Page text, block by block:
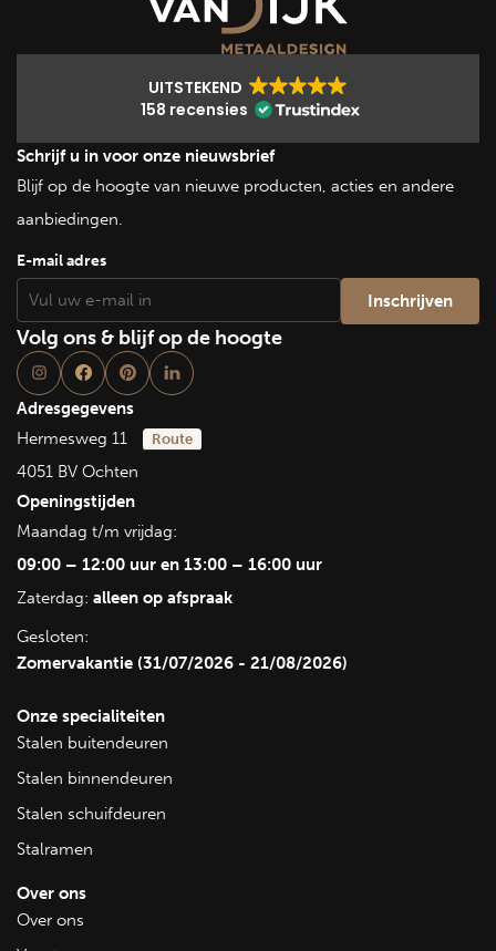
UITSTEKEND
158 recensies
Schrijf u in voor onze nieuwsbrief
Blijf op de hoogte van nieuwe producten, acties en andere
aanbiedingen.
E-mail adres
Volg ons & blijf op de hoogte
Adresgegevens
Hermesweg 11
Route
4051 BV Ochten
Openingstijden
Maandag t/m vrijdag:
09:00 – 12:00 uur en 13:00 – 16:00 uur
Zaterdag: alleen op afspraak
Gesloten:
Zomervakantie (31/07/2026 - 21/08/2026)
Onze specialiteiten
Stalen buitendeuren
Stalen binnendeuren
Stalen schuifdeuren
Stalramen
Over ons
Over ons